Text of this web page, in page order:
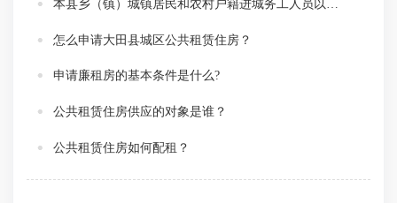
怎么申请大田县城区公共租赁住房？
申请廉租房的基本条件是什么?
公共租赁住房供应的对象是谁？
公共租赁住房如何配租？